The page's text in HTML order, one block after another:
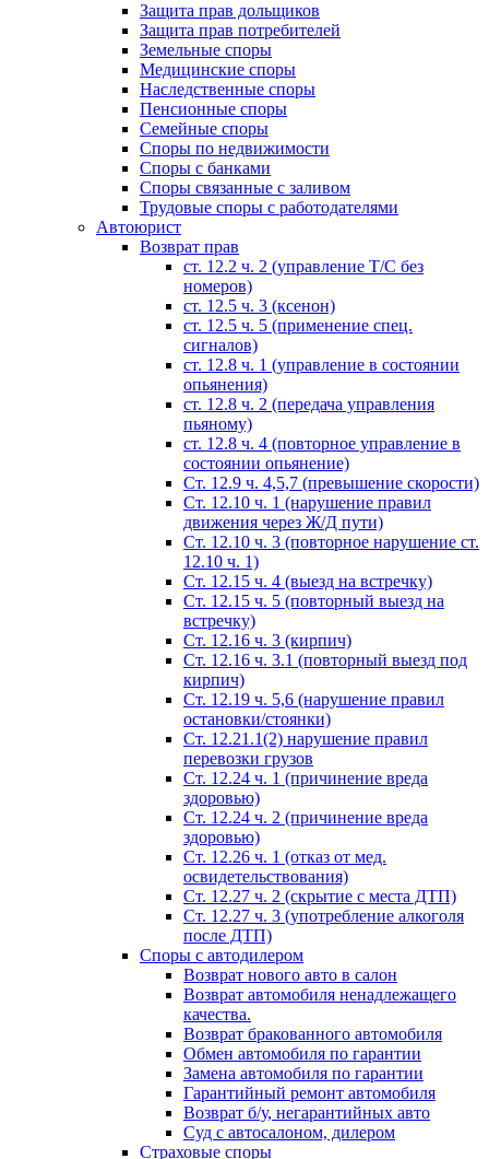
Защита прав дольщиков
Защита прав потребителей
Земельные споры
Медицинские споры
Наследственные споры
Пенсионные споры
Семейные споры
Cпоры по недвижимости
Споры с банками
Споры связанные с заливом
Трудовые споры с работодателями
Автоюрист
Возврат прав
ст. 12.2 ч. 2 (управление Т/С без
номеров)
ст. 12.5 ч. 3 (ксенон)
ст. 12.5 ч. 5 (применение спец.
сигналов)
cт. 12.8 ч. 1 (управление в состоянии
опьянения)
ст. 12.8 ч. 2 (передача управления
пьяному)
ст. 12.8 ч. 4 (повторное управление в
состоянии опьянение)
Ст. 12.9 ч. 4,5,7 (превышение скорости)
Ст. 12.10 ч. 1 (нарушение правил
движения через Ж/Д пути)
Ст. 12.10 ч. 3 (повторное нарушение ст.
12.10 ч. 1)
Ст. 12.15 ч. 4 (выезд на встречку)
Ст. 12.15 ч. 5 (повторный выезд на
встречку)
Ст. 12.16 ч. 3 (кирпич)
Ст. 12.16 ч. 3.1 (повторный выезд под
кирпич)
Ст. 12.19 ч. 5,6 (нарушение правил
остановки/стоянки)
Ст. 12.21.1(2) нарушение правил
перевозки грузов
Ст. 12.24 ч. 1 (причинение вреда
здоровью)
Ст. 12.24 ч. 2 (причинение вреда
здоровью)
Ст. 12.26 ч. 1 (отказ от мед.
освидетельствования)
Ст. 12.27 ч. 2 (скрытие с места ДТП)
Ст. 12.27 ч. 3 (употребление алкоголя
после ДТП)
Споры с автодилером
Возврат нового авто в салон
Возврат автомобиля ненадлежащего
качества.
Возврат бракованного автомобиля
Обмен автомобиля по гарантии
Замена автомобиля по гарантии
Гарантийный ремонт автомобиля
Возврат б/у, негарантийных авто
Суд с автосалоном, дилером
Страховые споры